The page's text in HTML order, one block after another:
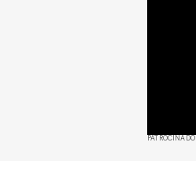
PATROCINADO